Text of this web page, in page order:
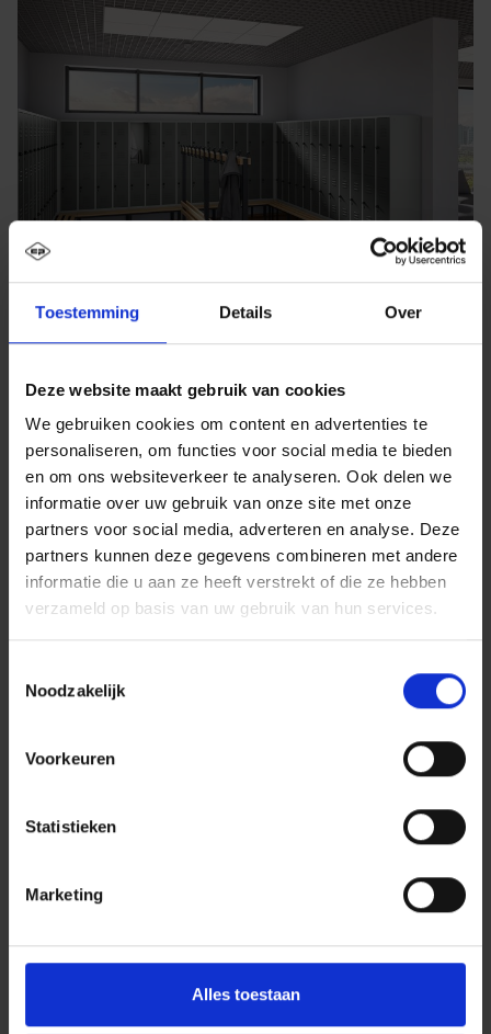
Toestemming Details Over
Deze website maakt gebruik van cookies
We gebruiken cookies om content en advertenties te
personaliseren, om functies voor social media te bieden
en om ons websiteverkeer te analyseren. Ook delen we
informatie over uw gebruik van onze site met onze
partners voor social media, adverteren en analyse. Deze
partners kunnen deze gegevens combineren met andere
informatie die u aan ze heeft verstrekt of die ze hebben
verzameld op basis van uw gebruik van hun services.
Noodzakelijk
Voorkeuren
Statistieken
Marketing
Alles toestaan